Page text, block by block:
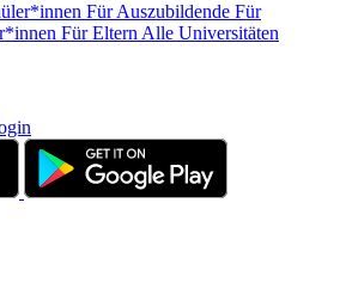
Für Auszubildende Für
Für Eltern Alle Universitäten